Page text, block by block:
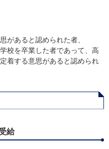
があると認められた者、
校を卒業した者であって、高
着する意思があると認められ
給